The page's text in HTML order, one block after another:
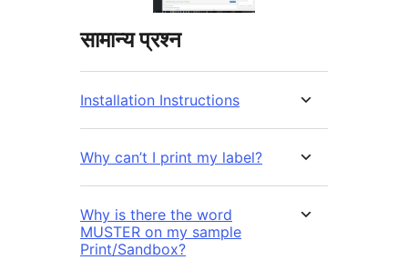
सामान्य प्रश्न
Installation Instructions
Why can’t I print my label?
Why is there the word
MUSTER on my sample
Print/Sandbox?